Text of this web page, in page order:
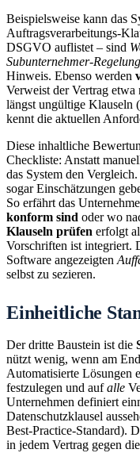
Beispielsweise kann das
Auftragsverarbeitungs-
DSGVO auflistet – sind
Subunternehmer-
Hinweis. Ebenso werden
Verweist der Vertrag
längst ungültige
kennt die aktuellen
Diese inhaltliche
Checkliste: Anstatt
das System den
sogar Einschätzungen
So erfährt das
konform sind oder wo
Klauseln prüfen erfolgt
Vorschriften ist integriert.
Software angezeigten
selbst zu sezieren.
Einheitliche
Der dritte Baustein ist die
nützt wenig, wenn am
Automatisierte Lösungen
festzulegen und aufalle
Unternehmen definiert
Datenschutzklausel
Best-Practice-Standard).
in jedem Vertrag gegen